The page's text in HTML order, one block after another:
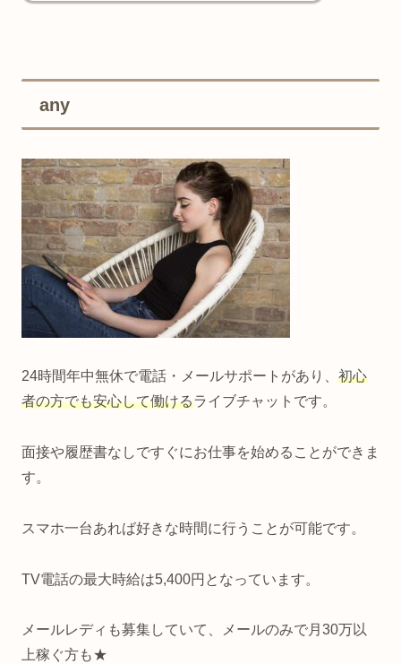
any
24時間年中無休で電話・メールサポートがあり、 初心
者の方でも安心して働けるライブチャットです。
面接や履歴書なしですぐにお仕事を始めることができま
す。
スマホ一台あれば好きな時間に行うことが可能です。
TV電話の最大時給は5,400円となっています。
メールレディも募集していて、メールのみで月30万以
上稼ぐ方も★